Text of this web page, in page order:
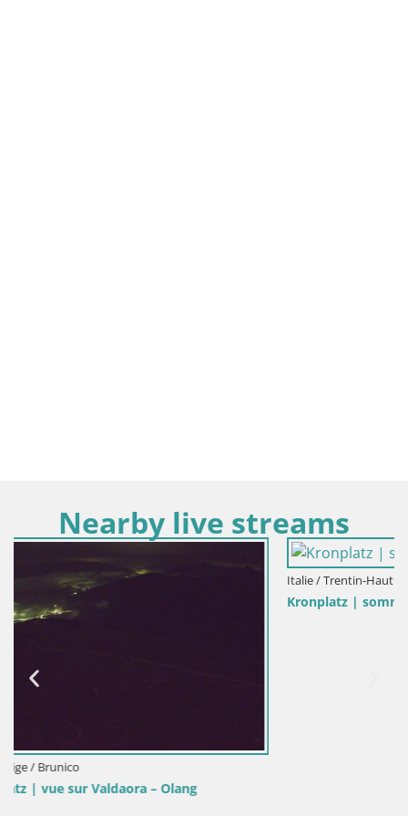
Nearby live streams
Italie / Trentin-Haut Adige / Brunico
Kronplatz | sommet | 2275m